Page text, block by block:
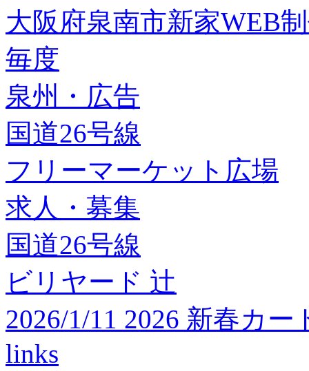
大阪府泉南市新家WEB
毎度
泉州・広告
国道26号線
フリーマーケット広場
求人・募集
国道26号線
ビリヤード 辻
2026/1/11 2026 新春カ
links